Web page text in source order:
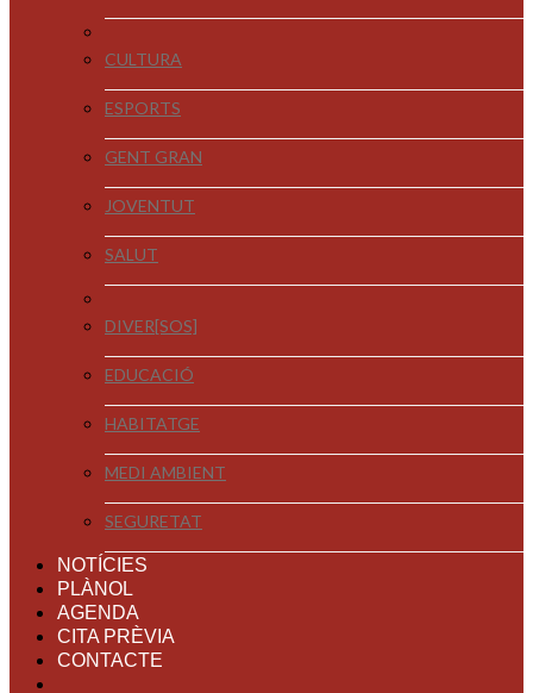
CULTURA
ESPORTS
GENT GRAN
JOVENTUT
SALUT
DIVER[SOS]
EDUCACIÓ
HABITATGE
MEDI AMBIENT
SEGURETAT
NOTÍCIES
PLÀNOL
AGENDA
CITA PRÈVIA
CONTACTE